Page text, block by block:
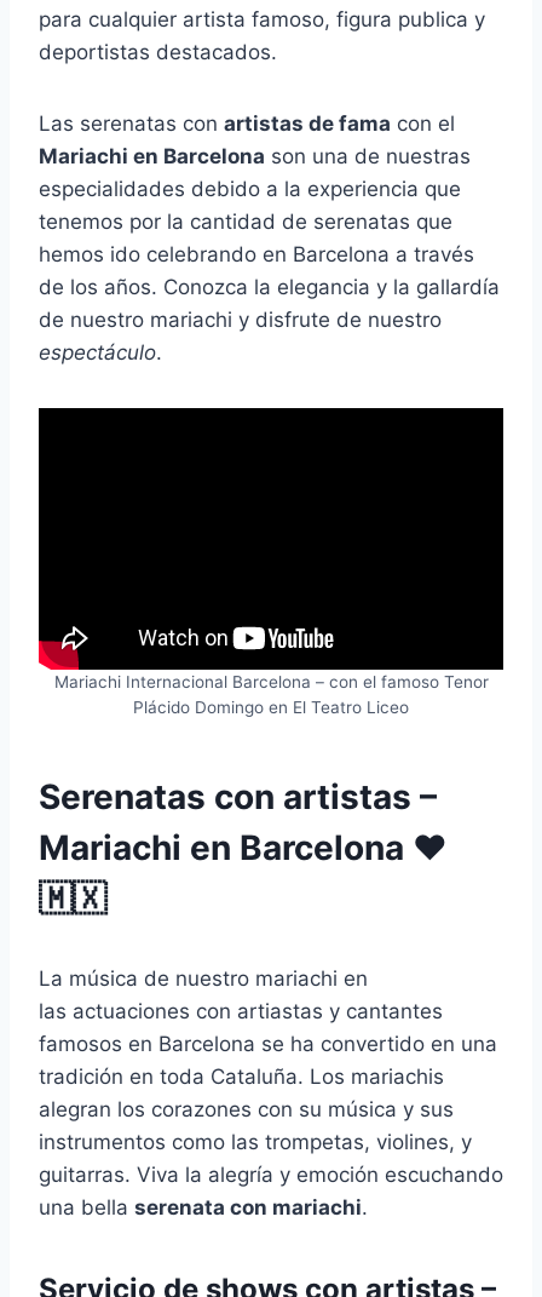
para cualquier artista famoso, figura publica y
deportistas destacados.
Las serenatas con artistas de fama con el
Mariachi en Barcelona son una de nuestras
especialidades debido a la experiencia que
tenemos por la cantidad de serenatas que
hemos ido celebrando en Barcelona a través
de los años. Conozca la elegancia y la gallardía
de nuestro mariachi y disfrute de nuestro
espectáculo.
Mariachi Internacional Barcelona – con el famoso Tenor
Plácido Domingo en El Teatro Liceo
Serenatas con artistas –
Mariachi en Barcelona ♥️
🇲🇽
La música de nuestro mariachi en
las actuaciones con artiastas y cantantes
famosos en Barcelona se ha convertido en una
tradición en toda Cataluña. Los mariachis
alegran los corazones con su música y sus
instrumentos como las trompetas, violines, y
guitarras. Viva la alegría y emoción escuchando
una bella serenata con mariachi.
Servicio de shows con artistas –